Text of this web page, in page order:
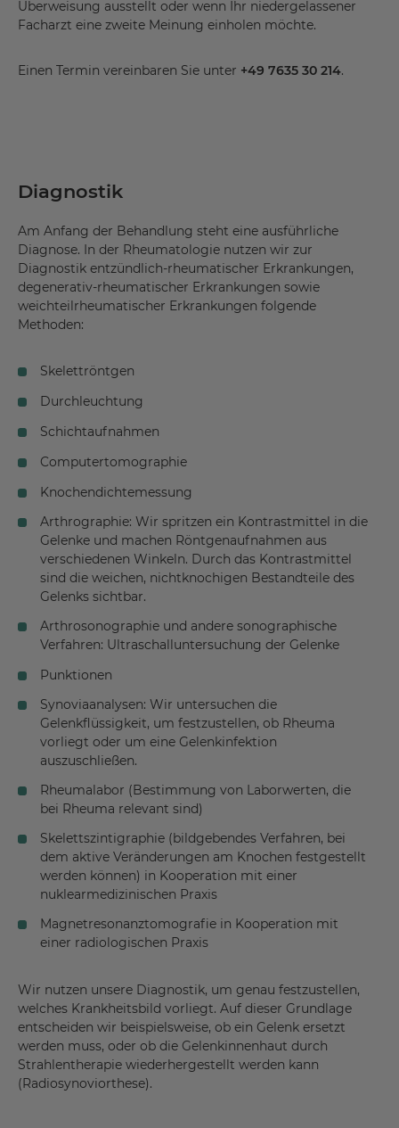
Hämochromatose
Morbus Paget
Morbus Reiter
Morbus Sudeck
Omarthrose
Psoriasis-Spondarthritis
psoriatische Spondylarthropathie
reaktive Arthritiden
Rheumatoide Arthritis
Sakroilitis
Schultergelenksarthrose
Sjögren Syndrom
Sklerodermie
Spondylarthropathie
Systemischer Lupus (SLE)
Systemischer Lupus erythematodes
Weichteilrheumatismus
Wirbelfrakturen
Überweisung ausstellt oder wenn Ihr niedergelassener
Facharzt eine zweite Meinung einholen möchte.
Einen Termin vereinbaren Sie unter +49 7635 30 214.
Diagnostik
Am Anfang der Behandlung steht eine ausführliche
Diagnose. In der Rheumatologie nutzen wir zur
Diagnostik entzündlich-rheumatischer Erkrankungen,
degenerativ-rheumatischer Erkrankungen sowie
weichteilrheumatischer Erkrankungen folgende
Methoden:
Skelettröntgen
Durchleuchtung
Schichtaufnahmen
Computertomographie
Knochendichtemessung
Arthrographie: Wir spritzen ein Kontrastmittel in die
Gelenke und machen Röntgenaufnahmen aus
verschiedenen Winkeln. Durch das Kontrastmittel
sind die weichen, nichtknochigen Bestandteile des
Gelenks sichtbar.
Arthrosonographie und andere sonographische
Verfahren: Ultraschalluntersuchung der Gelenke
Punktionen
Synoviaanalysen: Wir untersuchen die
Gelenkflüssigkeit, um festzustellen, ob Rheuma
vorliegt oder um eine Gelenkinfektion
auszuschließen.
Rheumalabor (Bestimmung von Laborwerten, die
bei Rheuma relevant sind)
Skelettszintigraphie (bildgebendes Verfahren, bei
dem aktive Veränderungen am Knochen festgestellt
werden können) in Kooperation mit einer
nuklearmedizinischen Praxis
Magnetresonanztomografie in Kooperation mit
einer radiologischen Praxis
Wir nutzen unsere Diagnostik, um genau festzustellen,
welches Krankheitsbild vorliegt. Auf dieser Grundlage
entscheiden wir beispielsweise, ob ein Gelenk ersetzt
werden muss, oder ob die Gelenkinnenhaut durch
Strahlentherapie wiederhergestellt werden kann
(Radiosynoviorthese).